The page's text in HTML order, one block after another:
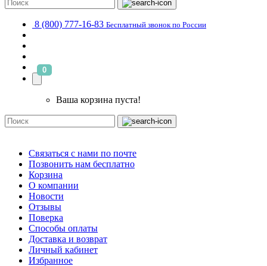
8 (800) 777-16-83 Бесплатный звонок по России
0
Ваша корзина пуста!
Связаться с нами по почте
Позвонить нам бесплатно
Корзина
О компании
Новости
Отзывы
Поверка
Способы оплаты
Доставка и возврат
Личный кабинет
Избранное